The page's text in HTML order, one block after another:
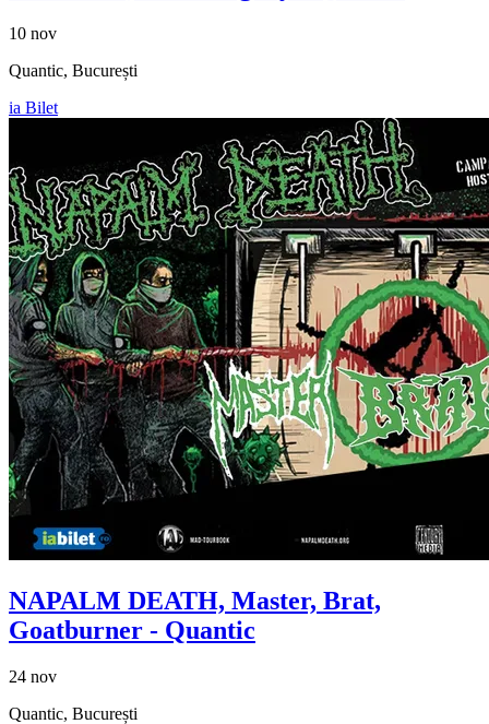
10 nov
Quantic, București
ia Bilet
NAPALM DEATH, Master, Brat,
Goatburner - Quantic
24 nov
Quantic, București